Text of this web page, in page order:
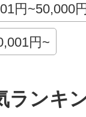
円~50,000
円~
ランキ